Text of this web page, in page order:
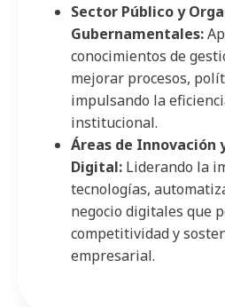
Sector Público y
Gubernamentales:
conocimientos de
mejorar procesos,
impulsando la
institucional.
Áreas de Innovación
Digital: Liderando la
tecnologías,
negocio digitales que
competitividad y
empresarial.